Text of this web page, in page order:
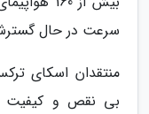
سرعت در حال گسترش
منتقدان اسکای
بی نقص و کیفیت